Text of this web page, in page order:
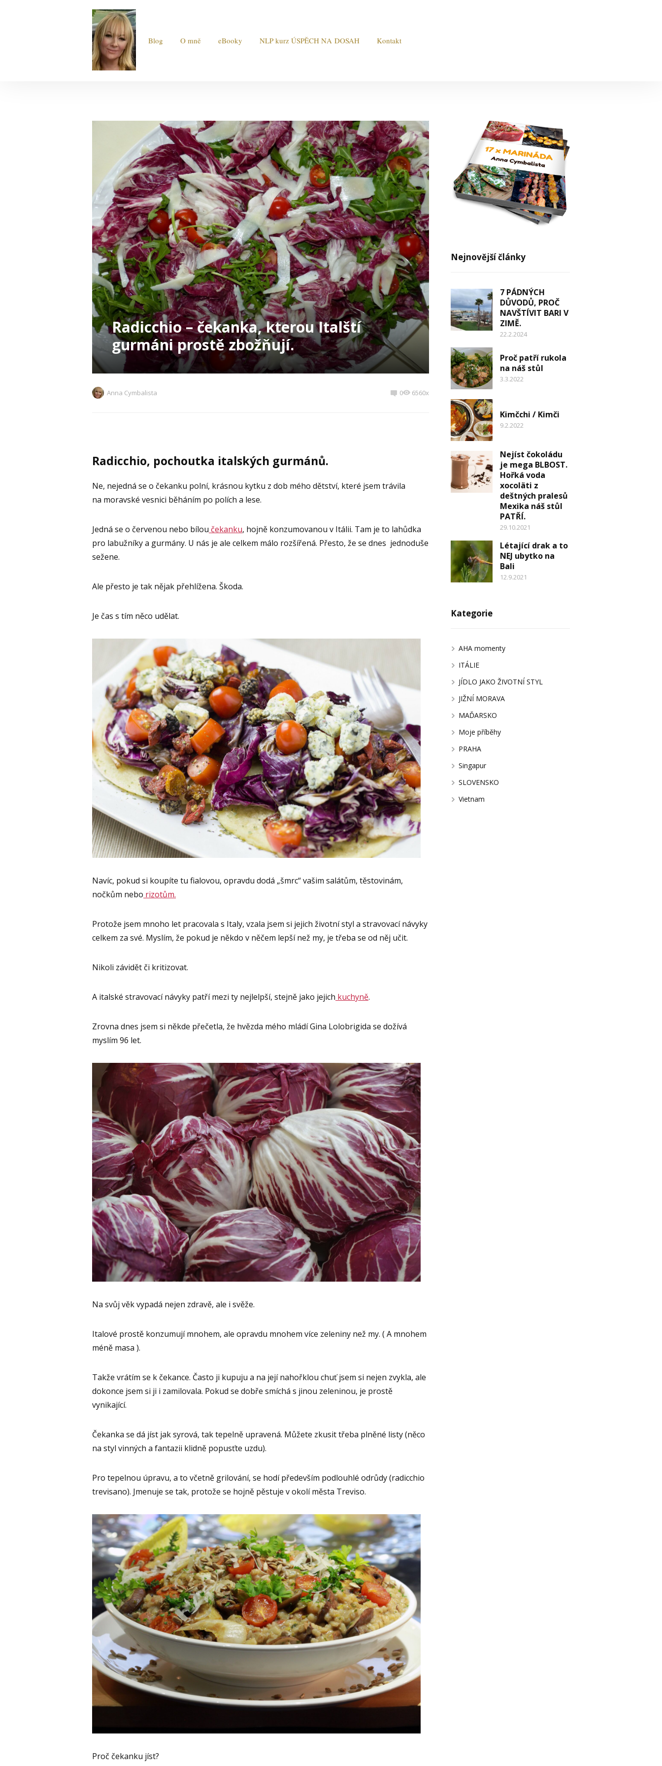
Blog O mně eBooky NLP kurz ÚSPĚCH NA DOSAH Kontakt
Radicchio – čekanka, kterou Italští
gurmáni prostě zbožňují.
Anna Cymbalista 0 6560x
Radicchio, pochoutka italských gurmánů.
Ne, nejedná se o čekanku polní, krásnou kytku z dob mého dětství, které jsem trávila
na moravské vesnici běháním po polích a lese.
Jedná se o červenou nebo bílou čekanku, hojně konzumovanou v Itálii. Tam je to lahůdka
pro labužníky a gurmány. U nás je ale celkem málo rozšířená. Přesto, že se dnes jednoduše
sežene.
Ale přesto je tak nějak přehlížena. Škoda.
Je čas s tím něco udělat.
Navíc, pokud si koupíte tu fialovou, opravdu dodá „šmrc“ vašim salátům, těstovinám,
nočkům nebo rizotům.
Protože jsem mnoho let pracovala s Italy, vzala jsem si jejich životní styl a stravovací návyky
celkem za své. Myslím, že pokud je někdo v něčem lepší než my, je třeba se od něj učit.
Nikoli závidět či kritizovat.
A italské stravovací návyky patří mezi ty nejlelpší, stejně jako jejich kuchyně.
Zrovna dnes jsem si někde přečetla, že hvězda mého mládí Gina Lolobrigida se dožívá
myslím 96 let.
Na svůj věk vypadá nejen zdravě, ale i svěže.
Italové prostě konzumují mnohem, ale opravdu mnohem více zeleniny než my. ( A mnohem
méně masa ).
Takže vrátím se k čekance. Často ji kupuju a na její nahořklou chuť jsem si nejen zvykla, ale
dokonce jsem si ji i zamilovala. Pokud se dobře smíchá s jinou zeleninou, je prostě
vynikající.
Čekanka se dá jíst jak syrová, tak tepelně upravená. Můžete zkusit třeba plněné listy (něco
na styl vinných a fantazii klidně popusťte uzdu).
Pro tepelnou úpravu, a to včetně grilování, se hodí především podlouhlé odrůdy (radicchio
trevisano). Jmenuje se tak, protože se hojně pěstuje v okolí města Treviso.
Proč čekanku jíst?
Nejnovější články
7 PÁDNÝCH
DŮVODŮ, PROČ
NAVŠTÍVIT BARI V
ZIMĚ.
22.2.2024
Proč patří rukola
na náš stůl
3.3.2022
Kimčchi / Kimči
9.2.2022
Nejíst čokoládu
je mega BLBOST.
Hořká voda
xocoläti z
deštných pralesů
Mexika náš stůl
PATŘÍ.
29.10.2021
Létající drak a to
NEJ ubytko na
Bali
12.9.2021
Kategorie
AHA momenty
ITÁLIE
JÍDLO JAKO ŽIVOTNÍ STYL
JIŽNÍ MORAVA
MAĎARSKO
Moje příběhy
PRAHA
Singapur
SLOVENSKO
Vietnam